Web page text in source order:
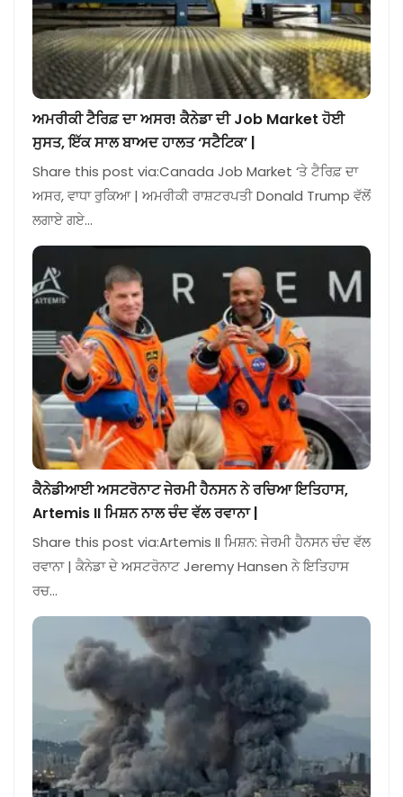
ਅਮਰੀਕੀ ਟੈਰਿਫ਼ ਦਾ ਅਸਰ! ਕੈਨੇਡਾ ਦੀ Job Market ਹੋਈ
ਸੁਸਤ, ਇੱਕ ਸਾਲ ਬਾਅਦ ਹਾਲਤ ‘ਸਟੈਟਿਕ’ |
Share this post via:Canada Job Market ‘ਤੇ ਟੈਰਿਫ਼ ਦਾ
ਅਸਰ, ਵਾਧਾ ਰੁਕਿਆ | ਅਮਰੀਕੀ ਰਾਸ਼ਟਰਪਤੀ Donald Trump ਵੱਲੋਂ
ਲਗਾਏ ਗਏ…
ਕੈਨੇਡੀਆਈ ਅਸਟਰੋਨਾਟ ਜੇਰਮੀ ਹੈਨਸਨ ਨੇ ਰਚਿਆ ਇਤਿਹਾਸ,
Artemis II ਮਿਸ਼ਨ ਨਾਲ ਚੰਦ ਵੱਲ ਰਵਾਨਾ |
Share this post via:Artemis II ਮਿਸ਼ਨ: ਜੇਰਮੀ ਹੈਨਸਨ ਚੰਦ ਵੱਲ
ਰਵਾਨਾ | ਕੈਨੇਡਾ ਦੇ ਅਸਟਰੋਨਾਟ Jeremy Hansen ਨੇ ਇਤਿਹਾਸ
ਰਚ…